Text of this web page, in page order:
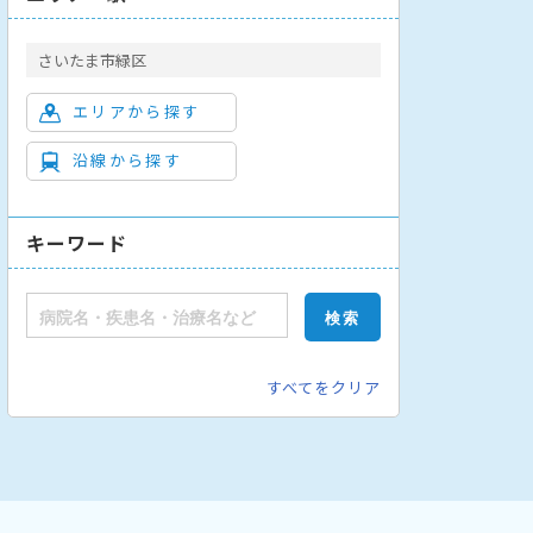
さいたま市緑区
エリアから探す
沿線から探す
キーワード
すべてをクリア